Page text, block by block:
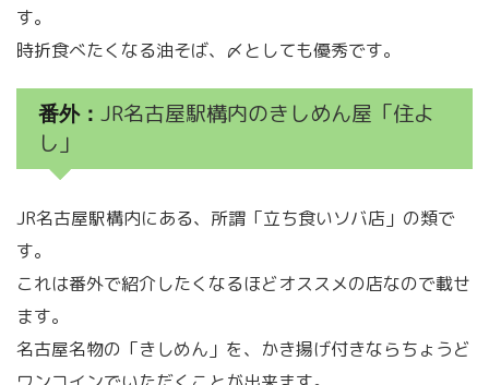
す。
時折食べたくなる油そば、〆としても優秀です。
番外： JR名古屋駅構内のきしめん屋「住よ
し」
JR名古屋駅構内にある、所謂「立ち食いソバ店」の類で
す。
これは番外で紹介したくなるほどオススメの店なので載せ
ます。
名古屋名物の「きしめん」を、かき揚げ付きならちょうど